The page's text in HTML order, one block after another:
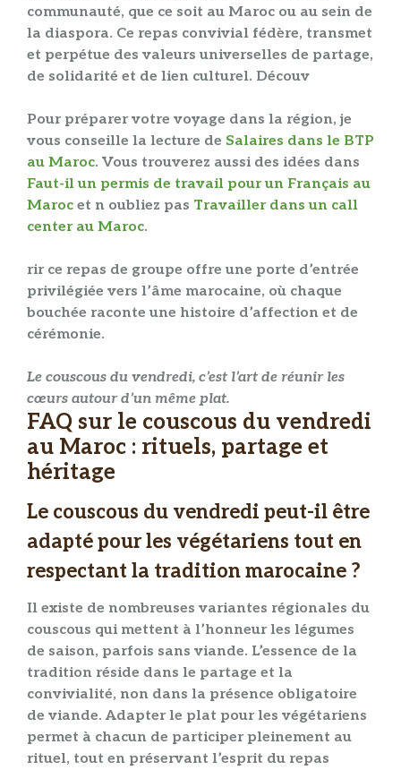
communauté, que ce soit au Maroc ou au sein de
la diaspora. Ce repas convivial fédère, transmet
et perpétue des valeurs universelles de partage,
de solidarité et de lien culturel. Découv
Pour préparer votre voyage dans la région, je
vous conseille la lecture de Salaires dans le BTP
au Maroc. Vous trouverez aussi des idées dans
Faut-il un permis de travail pour un Français au
Maroc et n oubliez pas Travailler dans un call
center au Maroc.
rir ce repas de groupe offre une porte d’entrée
privilégiée vers l’âme marocaine, où chaque
bouchée raconte une histoire d’affection et de
cérémonie.
Le couscous du vendredi, c’est l’art de réunir les
cœurs autour d’un même plat.
FAQ sur le couscous du vendredi
au Maroc : rituels, partage et
héritage
Le couscous du vendredi peut-il être
adapté pour les végétariens tout en
respectant la tradition marocaine ?
Il existe de nombreuses variantes régionales du
couscous qui mettent à l’honneur les légumes
de saison, parfois sans viande. L’essence de la
tradition réside dans le partage et la
convivialité, non dans la présence obligatoire
de viande. Adapter le plat pour les végétariens
permet à chacun de participer pleinement au
rituel, tout en préservant l’esprit du repas